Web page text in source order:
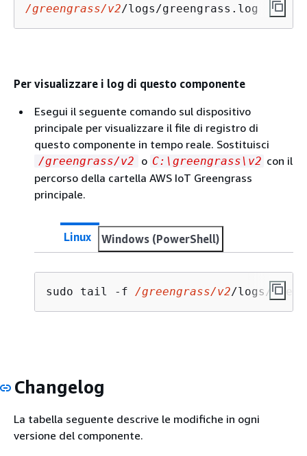
/greengrass/v2/logs/greengrass.log
Per visualizzare i log di questo componente
Esegui il seguente comando sul dispositivo
principale per visualizzare il file di registro di
questo componente in tempo reale. Sostituisci
/greengrass/v2 o C:\greengrass\v2 con il
percorso della cartella AWS IoT Greengrass
principale.
Linux Windows (PowerShell)
sudo tail -f /greengrass/v2/logs/
Changelog
La tabella seguente descrive le modifiche in ogni
versione del componente.